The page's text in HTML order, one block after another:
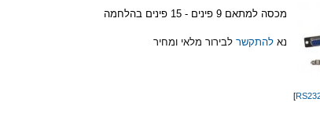
מכסה למתאם 9 פינים - 15 פינים בהלחמה
נא להתקשר לבירור מלאי ומחיר
]